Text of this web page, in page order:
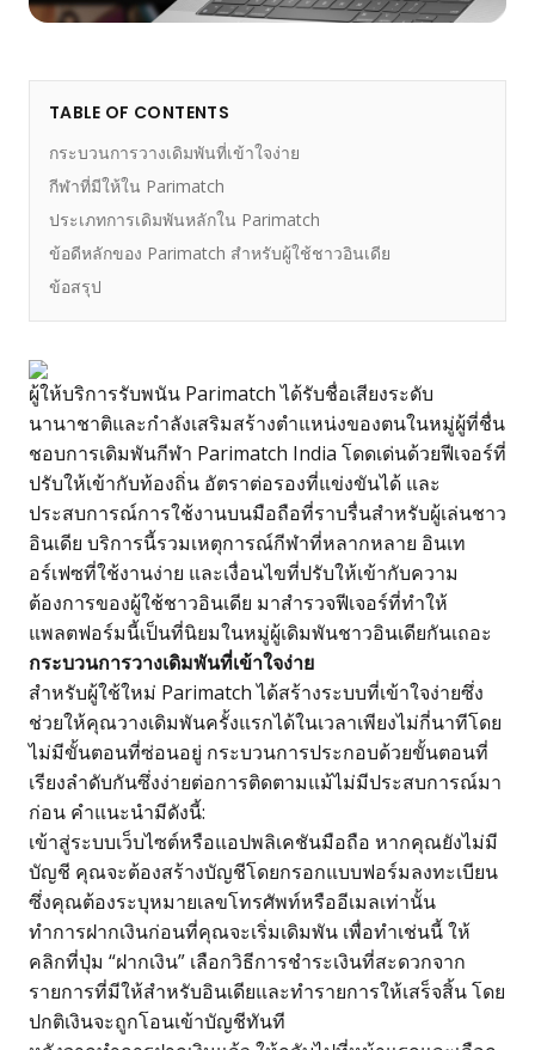
TABLE OF CONTENTS
กระบวนการวางเดิมพันที่เข้าใจง่าย
กีฬาที่มีให้ใน Parimatch
ประเภทการเดิมพันหลักใน Parimatch
ข้อดีหลักของ Parimatch สำหรับผู้ใช้ชาวอินเดีย
ข้อสรุป
ผู้ให้บริการรับพนัน Parimatch ได้รับชื่อเสียงระดับ
นานาชาติและกำลังเสริมสร้างตำแหน่งของตนในหมู่ผู้ที่ชื่น
ชอบการเดิมพันกีฬา Parimatch India โดดเด่นด้วยฟีเจอร์ที่
ปรับให้เข้ากับท้องถิ่น อัตราต่อรองที่แข่งขันได้ และ
ประสบการณ์การใช้งานบนมือถือที่ราบรื่นสำหรับผู้เล่นชาว
อินเดีย บริการนี้รวมเหตุการณ์กีฬาที่หลากหลาย อินเท
อร์เฟซที่ใช้งานง่าย และเงื่อนไขที่ปรับให้เข้ากับความ
ต้องการของผู้ใช้ชาวอินเดีย มาสำรวจฟีเจอร์ที่ทำให้
แพลตฟอร์มนี้เป็นที่นิยมในหมู่ผู้เดิมพันชาวอินเดียกันเถอะ
กระบวนการวางเดิมพันที่เข้าใจง่าย
สำหรับผู้ใช้ใหม่ Parimatch ได้สร้างระบบที่เข้าใจง่ายซึ่ง
ช่วยให้คุณวางเดิมพันครั้งแรกได้ในเวลาเพียงไม่กี่นาทีโดย
ไม่มีขั้นตอนที่ซ่อนอยู่ กระบวนการประกอบด้วยขั้นตอนที่
เรียงลำดับกันซึ่งง่ายต่อการติดตามแม้ไม่มีประสบการณ์มา
ก่อน คำแนะนำมีดังนี้:
เข้าสู่ระบบเว็บไซต์หรือแอปพลิเคชันมือถือ หากคุณยังไม่มี
บัญชี คุณจะต้องสร้างบัญชีโดยกรอกแบบฟอร์มลงทะเบียน
ซึ่งคุณต้องระบุหมายเลขโทรศัพท์หรืออีเมลเท่านั้น
ทำการฝากเงินก่อนที่คุณจะเริ่มเดิมพัน เพื่อทำเช่นนี้ ให้
คลิกที่ปุ่ม “ฝากเงิน” เลือกวิธีการชำระเงินที่สะดวกจาก
รายการที่มีให้สำหรับอินเดียและทำรายการให้เสร็จสิ้น โดย
ปกติเงินจะถูกโอนเข้าบัญชีทันที